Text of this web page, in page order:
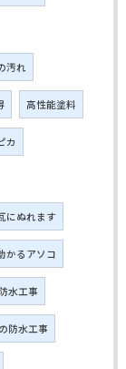
汚れ
高性能塗料
カ
にぬれます
かるアソコ
防水工事
防水工事